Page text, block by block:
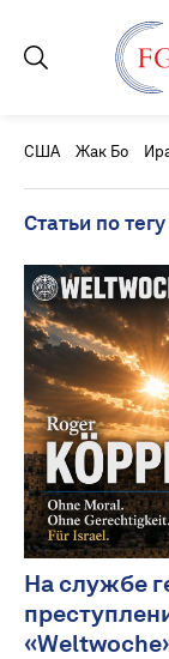
США Жак Бо
Статьи по
На службе